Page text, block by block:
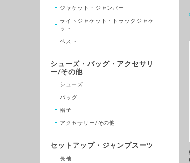
ジャケット・ジャンパー
ライトジャケット・トラックジャケ
ット
ベスト
シューズ・バッグ・アクセサリ
ー/その他
シューズ
バッグ
帽子
アクセサリー/その他
セットアップ・ジャンプスーツ
長袖